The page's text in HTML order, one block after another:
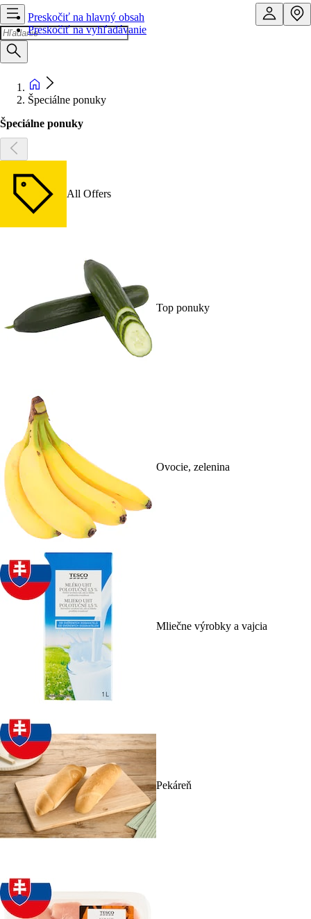
Preskočiť na hlavný obsah
Preskočiť na vyhľadávanie
Špeciálne ponuky
Špeciálne ponuky
All Offers
Top ponuky
Ovocie, zelenina
Mliečne výrobky a vajcia
Pekáreň